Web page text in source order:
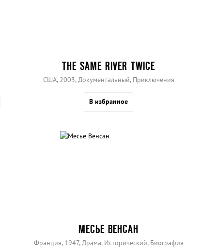
THE SAME RIVER TWICE
США, 2003, Документальный, Приключения
В избранное
МЕСЬЕ ВЕНСАН
Франция, 1947, Драма, Исторический, Биография